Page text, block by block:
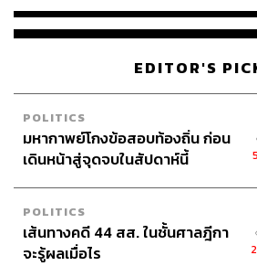
แน่ใจว่าได้คำนึงถึงเป้าหมายการออม
เป็นเรื่องที่สำคัญอย่างมากในอนาคต
ภาพ:Oscar Wong / Getty Images
อ้างอิง:
https://
https://www.usatoday.com/
2/31/generation-beta-2025-
EDITOR'S
POLITICS
มหากาพย์โกงข้อสอบท้องถิ่น ก่อน
เดินหน้าสู่จุดจบในสัปดาห์นี้
POLITICS
เส้นทางคดี 44 สส. ในชั้นศาลฎีกา
จะรู้ผลเมื่อไร